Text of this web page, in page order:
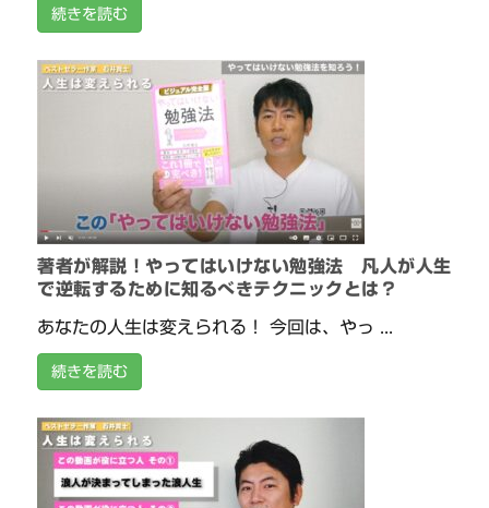
続きを読む
著者が解説！やってはいけない勉強法 凡人が人生
で逆転するために知るべきテクニックとは？
あなたの人生は変えられる！ 今回は、やっ ...
続きを読む